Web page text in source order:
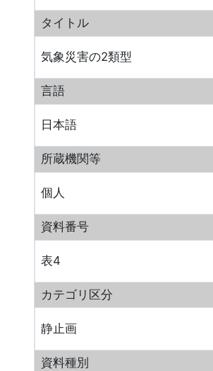
タイトル
気象災害の2類型
言語
日本語
所蔵機関等
個人
資料番号
表4
カテゴリ区分
静止画
資料種別